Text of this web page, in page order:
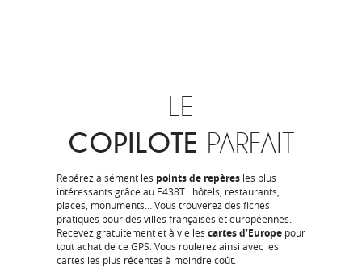
LE
COPILOTE PARFAIT
Repérez aisément les points de repères les plus
intéressants grâce au E438T : hôtels, restaurants,
places, monuments… Vous trouverez des fiches
pratiques pour des villes françaises et européennes.
Recevez gratuitement et à vie les cartes d’Europe pour
tout achat de ce GPS. Vous roulerez ainsi avec les
cartes les plus récentes à moindre coût.